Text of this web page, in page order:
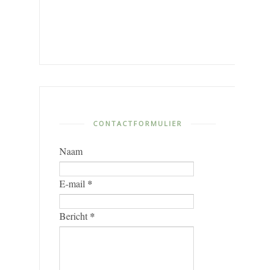
CONTACTFORMULIER
Naam
E-mail *
Bericht *